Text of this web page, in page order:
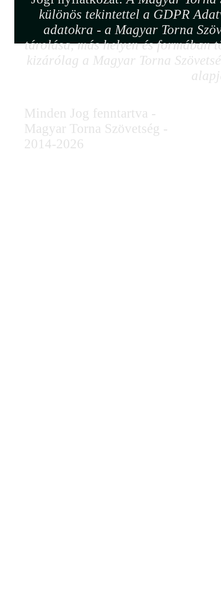
különös tekintettel a GDPR
adatokra - a Magyar Torna
tárolása, más helyen és formában
kizárólag a Magyar Torna
Minden Jog fenntartva -
Magyar Torna Szövetség -
2014-2026